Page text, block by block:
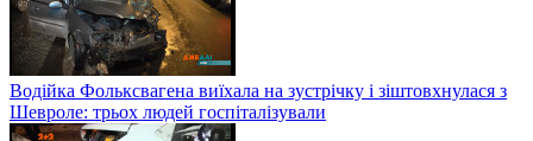
Водійка Фольксвагена виїхала на зустрічку і зіштовхнулася з
Шевроле: трьох людей госпіталізували